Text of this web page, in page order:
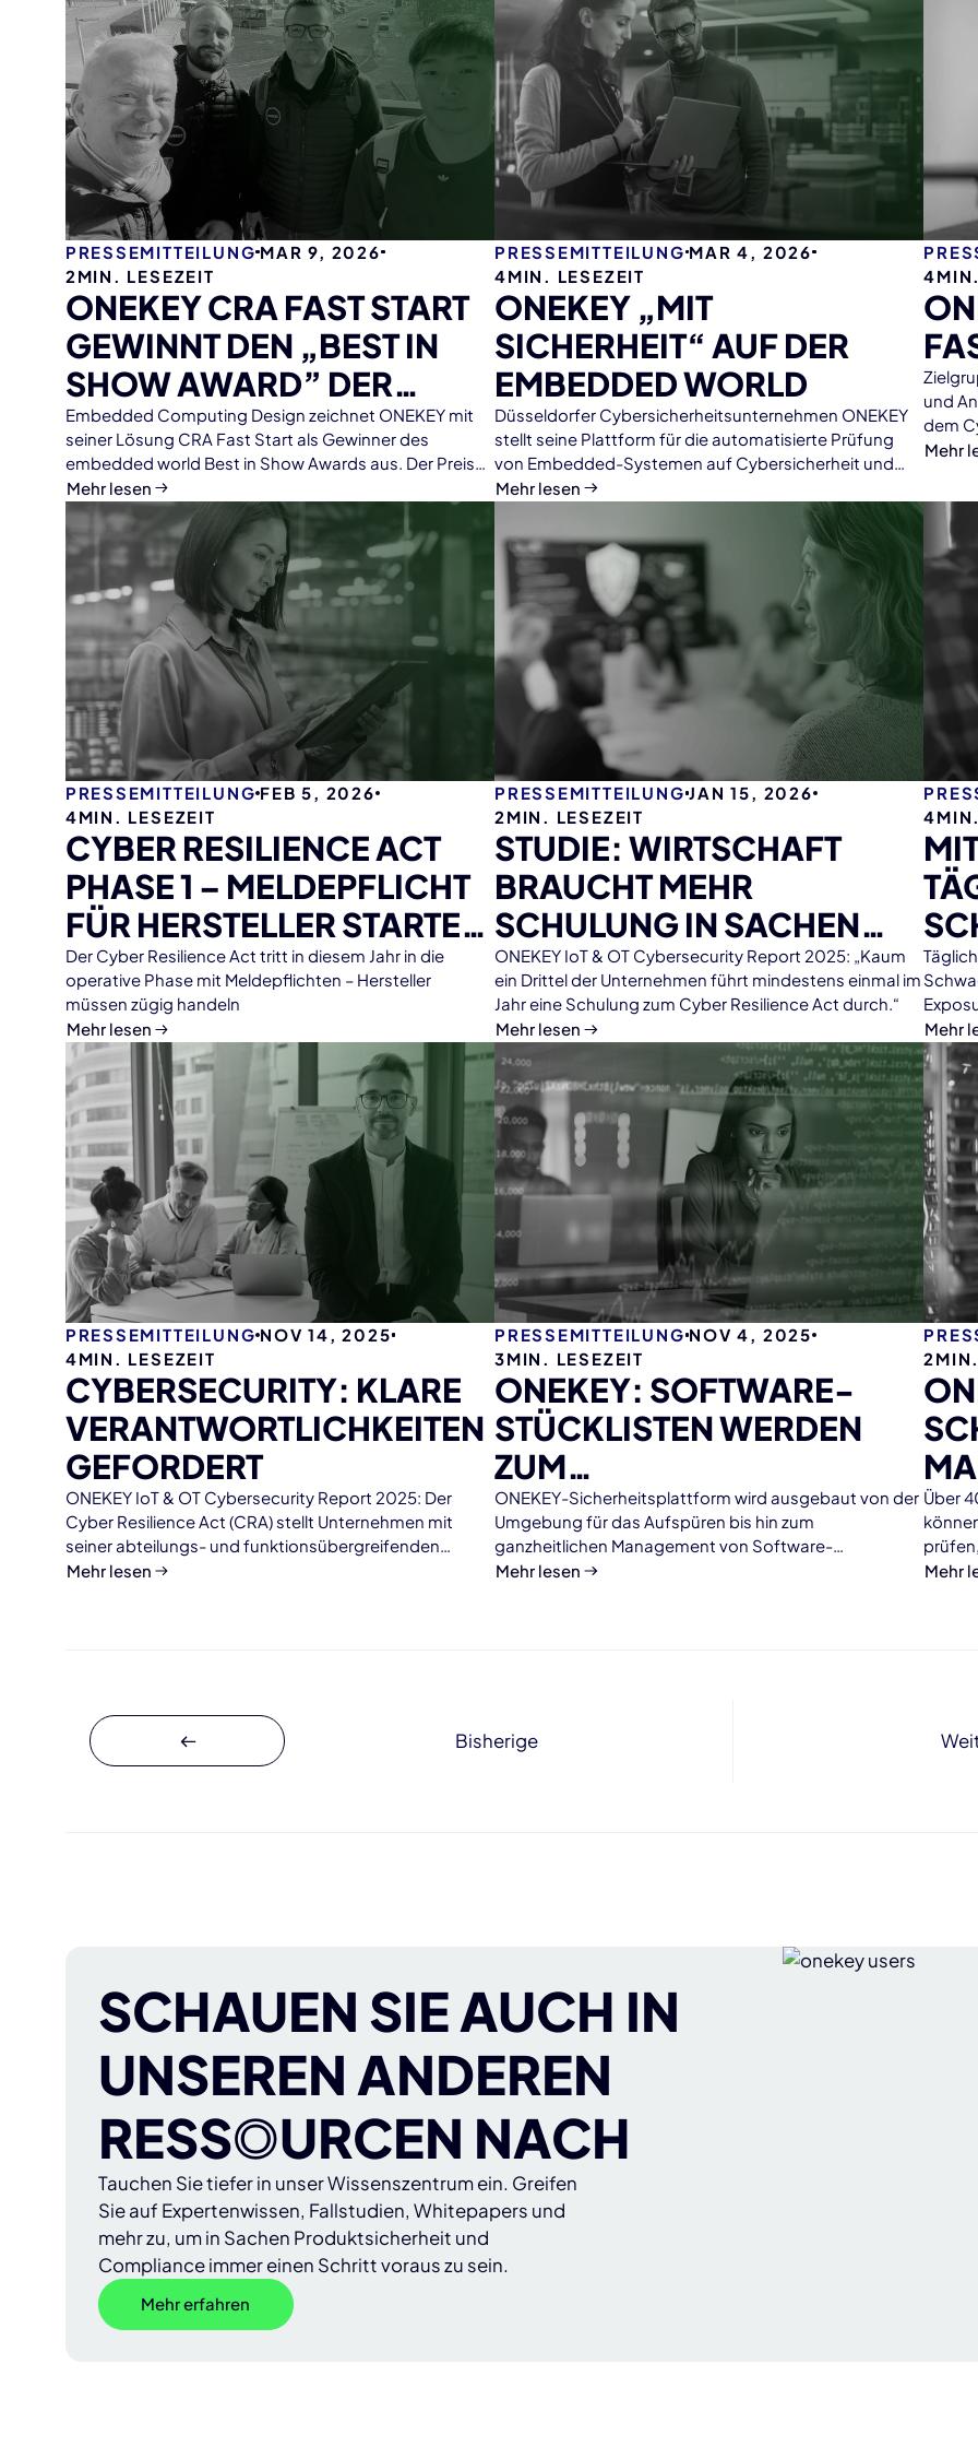
PRESSEMITTEILUNG MAR 9, 2026
2 MIN. LESEZEIT
ONEKEY CRA FAST START
GEWINNT DEN „BEST IN
SHOW AWARD” DER
EMBEDDED WORLD 2026
Embedded Computing Design zeichnet ONEKEY mit
seiner Lösung CRA Fast Start als Gewinner des
embedded world Best in Show Awards aus. Der Preis
würdigt innovative Technologien, die sich durch
herausragende Designqualität, Marktrelevanz und
Einfluss auf die Embedded-System-Industrie
auszeichnen.
Mehr lesen
PRESSEMITTEILUNG MAR 4, 2026
4MIN. LESEZEIT
ONEKEY „MIT
SICHERHEIT“ AUF DER
EMBEDDED WORLD
Düsseldorfer Cybersicherheitsunternehmen ONEKEY
stellt seine Plattform für die automatisierte Prüfung
von Embedded-Systemen auf Cybersicherheit und
Compliance vor. Die Zeit drängt, weil der Cyber
Resilience Act (CRA) 2026 erstmals unmittelbare
Auswirkungen auf die Hersteller digitaler Geräte hat.
Mehr lesen
4
und
dem
Mehr
PRESSEMITTEILUNG FEB 5, 2026
4MIN. LESEZEIT
CYBER RESILIENCE ACT
PHASE 1 – MELDEPFLICHT
FÜR HERSTELLER STARTET
2026
Der Cyber Resilience Act tritt in diesem Jahr in die
operative Phase mit Meldepflichten – Hersteller
müssen zügig handeln
Mehr lesen
PRESSEMITTEILUNG JAN 15, 2026
2MIN. LESEZEIT
STUDIE: WIRTSCHAFT
BRAUCHT MEHR
SCHULUNG IN SACHEN
HACKERABWEHR
ONEKEY IoT & OT Cybersecurity Report 2025: „Kaum
ein Drittel der Unternehmen führt mindestens einmal im
Jahr eine Schulung zum Cyber Resilience Act durch.“
Mehr lesen
4
Mehr
PRESSEMITTEILUNG NOV 14, 2025
4MIN. LESEZEIT
CYBERSECURITY: KLARE
VERANTWORTLICHKEITEN
GEFORDERT
ONEKEY IoT & OT Cybersecurity Report 2025: Der
Cyber Resilience Act (CRA) stellt Unternehmen mit
seiner abteilungs- und funktionsübergreifenden
Wirkung vor Herausforderungen, wenn es um die
Mehr lesen
PRESSEMITTEILUNG NOV 4, 2025
3MIN. LESEZEIT
ONEKEY: SOFTWARE-
STÜCKLISTEN WERDEN
ZUM
SICHERHEITHEITSPASS
ONEKEY-Sicherheitsplattform wird ausgebaut von der
Umgebung für das Aufspüren bis hin zum
ganzheitlichen Management von Software-
Schwachstellen in smarten Produkten.- Erweiterte
Mehr lesen
2
Über
Mehr
Bisherige
SCHAUEN SIE AUCH IN
UNSEREN ANDEREN
RESSOURCEN NACH
Tauchen Sie tiefer in unser Wissenszentrum ein. Greifen
Sie auf Expertenwissen, Fallstudien, Whitepapers und
mehr zu, um in Sachen Produktsicherheit und
Compliance immer einen Schritt voraus zu sein.
Mehr erfahren